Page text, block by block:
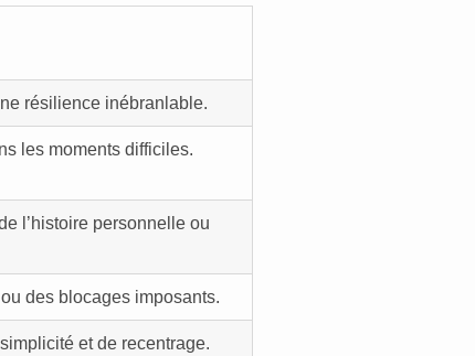
résilience inébranlable.
les moments difficiles.
l’histoire personnelle ou
des blocages imposants.
et de recentrage.